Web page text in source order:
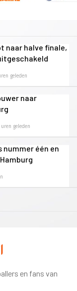
naar halve finale,
geleden
naar
geleden
nummer één en
en fans van